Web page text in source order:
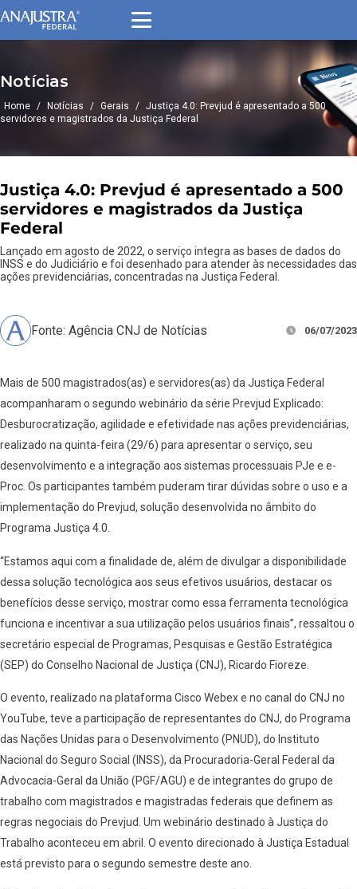
Notícias
Home / Notícias / Gerais / Justiça 4.0: Prevjud é apresentado a 500
servidores e magistrados da Justiça Federal
Justiça 4.0: Prevjud é apresentado a 500
servidores e magistrados da Justiça
Federal
Lançado em agosto de 2022, o serviço integra as bases de dados do
INSS e do Judiciário e foi desenhado para atender às necessidades das
ações previdenciárias, concentradas na Justiça Federal.
Fonte: Agência CNJ de Notícias 06/07/2023
Mais de 500 magistrados(as) e servidores(as) da Justiça Federal
acompanharam o segundo webinário da série Prevjud Explicado:
Desburocratização, agilidade e efetividade nas ações previdenciárias,
realizado na quinta-feira (29/6) para apresentar o serviço, seu
desenvolvimento e a integração aos sistemas processuais PJe e e-
Proc. Os participantes também puderam tirar dúvidas sobre o uso e a
implementação do Prevjud, solução desenvolvida no âmbito do
Programa Justiça 4.0.
“Estamos aqui com a finalidade de, além de divulgar a disponibilidade
dessa solução tecnológica aos seus efetivos usuários, destacar os
benefícios desse serviço, mostrar como essa ferramenta tecnológica
funciona e incentivar a sua utilização pelos usuários finais”, ressaltou o
secretário especial de Programas, Pesquisas e Gestão Estratégica
(SEP) do Conselho Nacional de Justiça (CNJ), Ricardo Fioreze.
O evento, realizado na plataforma Cisco Webex e no canal do CNJ no
YouTube, teve a participação de representantes do CNJ, do Programa
das Nações Unidas para o Desenvolvimento (PNUD), do Instituto
Nacional do Seguro Social (INSS), da Procuradoria-Geral Federal da
Advocacia-Geral da União (PGF/AGU) e de integrantes do grupo de
trabalho com magistrados e magistradas federais que definem as
regras negociais do Prevjud. Um webinário destinado à Justiça do
Trabalho aconteceu em abril. O evento direcionado à Justiça Estadual
está previsto para o segundo semestre deste ano.